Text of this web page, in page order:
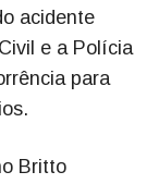
acidente
e a Polícia
para
Britto